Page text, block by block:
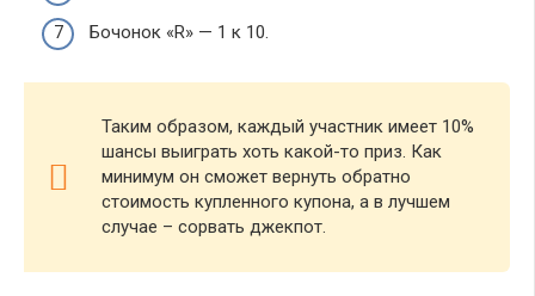
Бочонок «R» — 1 к 10.
Таким образом, каждый участник имеет 10%
шансы выиграть хоть какой-то приз. Как
минимум он сможет вернуть обратно
стоимость купленного купона, а в лучшем
случае – сорвать джекпот.